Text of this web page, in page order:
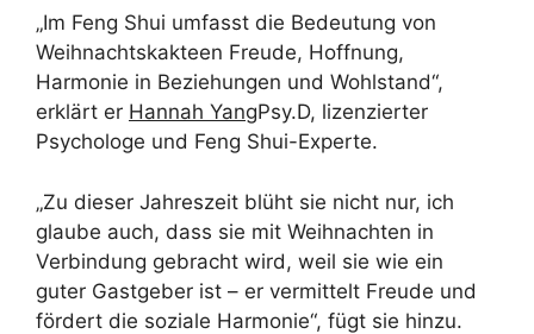
„Im Feng Shui umfasst die Bedeutung von
Weihnachtskakteen Freude, Hoffnung,
Harmonie in Beziehungen und Wohlstand“,
erklärt er Hannah YangPsy.D, lizenzierter
Psychologe und Feng Shui-Experte.
„Zu dieser Jahreszeit blüht sie nicht nur, ich
glaube auch, dass sie mit Weihnachten in
Verbindung gebracht wird, weil sie wie ein
guter Gastgeber ist – er vermittelt Freude und
fördert die soziale Harmonie“, fügt sie hinzu.